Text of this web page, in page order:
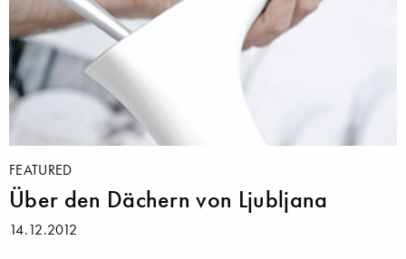
FEATURED
Über den Dächern von Ljubljana
14.12.2012